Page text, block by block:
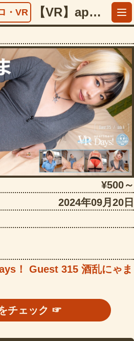
・VR 【VR】apartment Days！ Guest 315 酒乱にゃま sideA【5497faap00661】
¥500～
2024年09月20日
！ Guest 315 酒乱にゃま
チェック ☞